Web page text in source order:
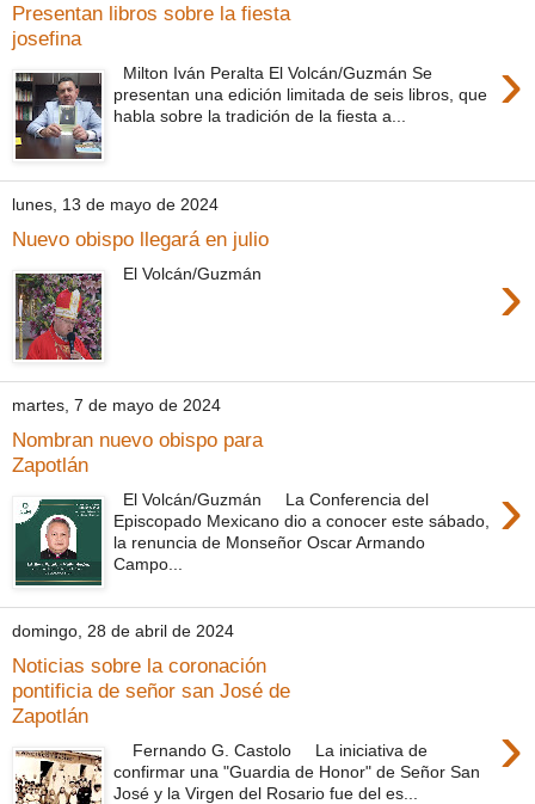
Presentan libros sobre la fiesta
josefina
›
Milton Iván Peralta El Volcán/Guzmán Se
presentan una edición limitada de seis libros, que
habla sobre la tradición de la fiesta a...
lunes, 13 de mayo de 2024
Nuevo obispo llegará en julio
›
El Volcán/Guzmán
martes, 7 de mayo de 2024
Nombran nuevo obispo para
Zapotlán
›
El Volcán/Guzmán La Conferencia del
Episcopado Mexicano dio a conocer este sábado,
la renuncia de Monseñor Oscar Armando
Campo...
domingo, 28 de abril de 2024
Noticias sobre la coronación
pontificia de señor san José de
Zapotlán
›
Fernando G. Castolo La iniciativa de
confirmar una "Guardia de Honor" de Señor San
José y la Virgen del Rosario fue del es...